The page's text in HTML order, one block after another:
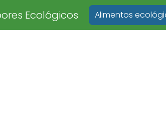
Ecológicos Alimentos